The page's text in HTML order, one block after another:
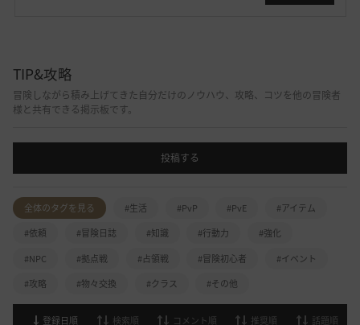
TIP&攻略
冒険しながら積み上げてきた自分だけのノウハウ、攻略、コツを他の冒険者
様と共有できる掲示板です。
投稿する
全体のタグを見る #生活 #PvP #PvE
#アイテム
#依頼
#冒険日誌 #知識 #行動力
#強化
#NPC
#拠点戦 #占領戦 #冒険初心者
#イベント
#攻略
#物々交換 #クラス #その他
登録日順 検索順 コメント順 推奨順 話題順